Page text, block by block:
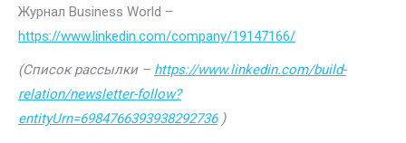
Журнал Business World –
https://www.linkedin.com/company/19147166/
(Список рассылки – https://www.linkedin.com/build-
relation/newsletter-follow?
entityUrn=6984766393938292736)